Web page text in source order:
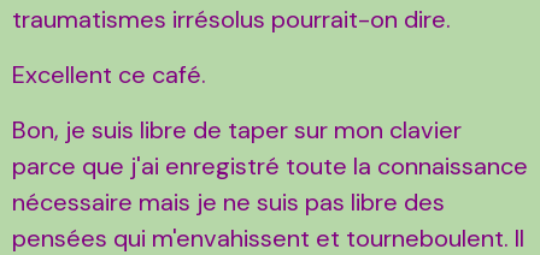
traumatismes irrésolus pourrait-on dire.
Excellent ce café.
Bon, je suis libre de taper sur mon clavier
parce que j'ai enregistré toute la connaissance
nécessaire mais je ne suis pas libre des
pensées qui m'envahissent et tourneboulent. Il